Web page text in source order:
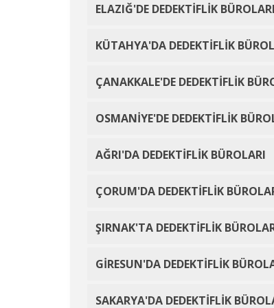
ELAZIĞ'DE DEDEKTİFLİK BÜROLARI
KÜTAHYA'DA DEDEKTİFLİK
ÇANAKKALE'DE DEDEKTİFLİK
OSMANİYE'DE DEDEKTİFLİK
AĞRI'DA DEDEKTİFLİK BÜROLARI
ÇORUM'DA DEDEKTİFLİK
ŞIRNAK'TA DEDEKTİFLİK
GİRESUN'DA DEDEKTİFLİK
SAKARYA'DA DEDEKTİFLİK